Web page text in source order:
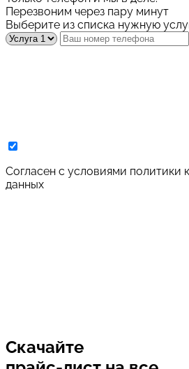
Перезвоним через пару минут
Выберите из списка нужную
Cогласен с условиями политики
данных
Скачайте